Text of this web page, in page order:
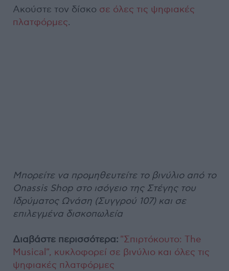
Ακούστε τον δίσκο σε όλες τις ψηφιακές
πλατφόρμες.
Μπορείτε να προμηθευτείτε το βινύλιο από το
Onassis Shop στο ισόγειο της Στέγης του
Ιδρύματος Ωνάση (Συγγρού 107) και σε
επιλεγμένα δισκοπωλεία
Διαβάστε περισσότερα: "Σπιρτόκουτο: The
Musical", κυκλοφορεί σε βινύλιο και όλες τις
ψηφιακές πλατφόρμες